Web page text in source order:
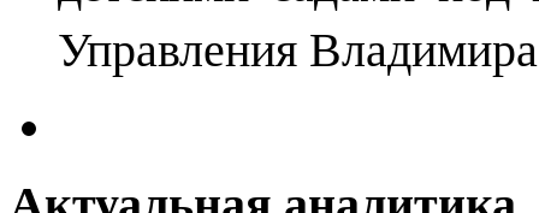
Управления